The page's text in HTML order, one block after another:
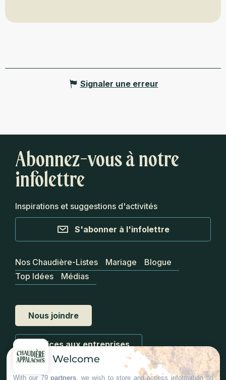
Signaler une erreur
Abonnez-vous à notre
infolettre
Inspirations et suggestions d'activités
S'abonner à l'infolettre
Nous joindre
Services aux entreprises
Nos Chaudière-Listes Mariage
Blogue
Top Idées
Médias
Welcome
With our 79 partners , we wish to store and access information on